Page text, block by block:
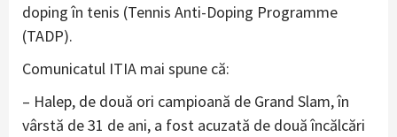
doping în tenis (Tennis Anti-Doping Programme
(TADP).
Comunicatul ITIA mai spune că:
– Halep, de două ori campioană de Grand Slam, în
vârstă de 31 de ani, a fost acuzată de două încălcări